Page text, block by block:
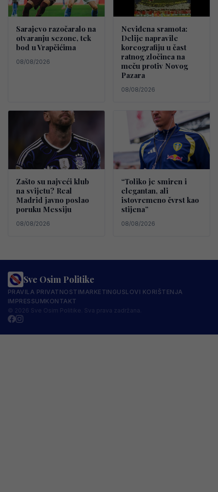
Sarajevo razočaralo na
otvaranju sezone, tek
bod u Vrapčićima
08/08/2026
Neviđena sramota:
Delije napravile
koreografiju u čast
ratnog zločinca na
meču protiv Novog
Pazara
08/08/2026
Zašto su najveći klub
na svijetu? Real
Madrid javno poslao
poruku Messiju
08/08/2026
“Toliko je smiren i
elegantan, ali
istovremeno čvrst kao
stijena”
08/08/2026
Sve Osim Politike
PRAVILA PRIVATNOSTIMARKETINGUSLOVI KORIŠTENJA
IMPRESSUMKONTAKT
© 2026 Sve Osim Politike. Sva prava zadržana.